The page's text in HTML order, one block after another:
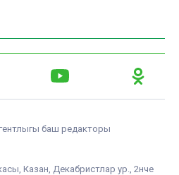
баш редакторы
Казан, Декабристлар ур., 2нче